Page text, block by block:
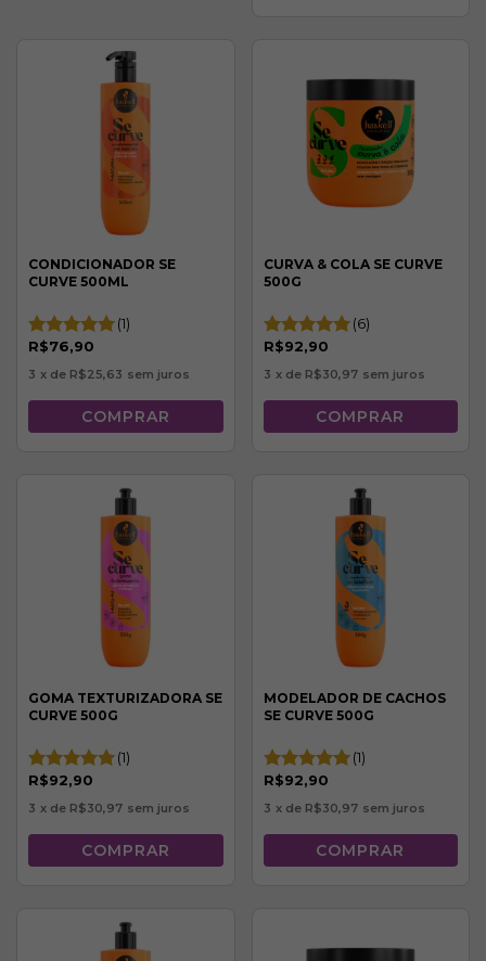
CONDICIONADOR SE
CURVE 500ML
(1)
R$76,90
3 x de R$25,63 sem juros
CURVA & COLA SE CURVE
500G
(6)
R$92,90
3 x de R$30,97 sem juros
GOMA TEXTURIZADORA SE
CURVE 500G
(1)
R$92,90
3 x de R$30,97 sem juros
MODELADOR DE CACHOS
SE CURVE 500G
(1)
R$92,90
3 x de R$30,97 sem juros